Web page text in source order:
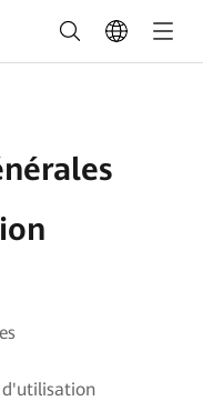
d'utilisation